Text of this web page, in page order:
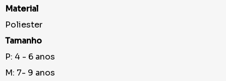
Material
Poliester
Tamanho
P: 4 - 6 anos
M: 7- 9 anos